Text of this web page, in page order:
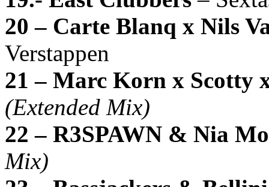
20 – Carte Blanq x Nils
Verstappen
21 – Marc Korn x Scotty
(Extended Mix)
22 – R3SPAWN & Nia
Mix)